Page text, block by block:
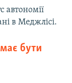
автономії
в Меджлісі.
бути